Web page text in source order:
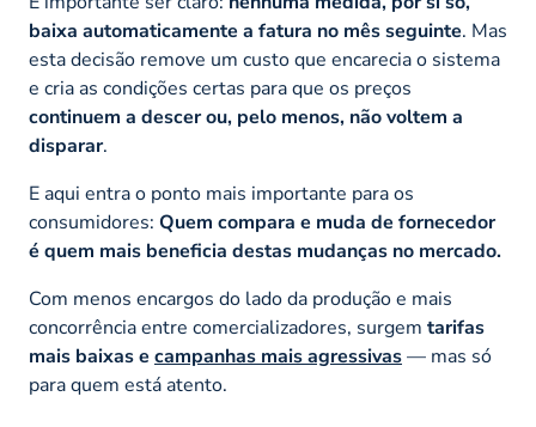
baixa automaticamente a fatura no mês seguinte. Mas
esta decisão remove um custo que encarecia o sistema
e cria as condições certas para que os preços
continuem a descer ou, pelo menos, não voltem a
disparar.
E aqui entra o ponto mais importante para os
consumidores: Quem compara e muda de fornecedor
é quem mais beneficia destas mudanças no mercado.
Com menos encargos do lado da produção e mais
concorrência entre comercializadores, surgem tarifas
mais baixas e campanhas mais agressivas— mas só
para quem está atento.